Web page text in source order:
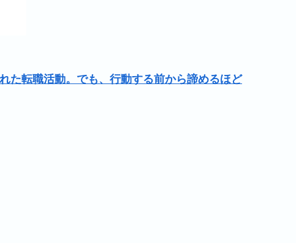
た転職活動。でも、行動する前から諦めるほど